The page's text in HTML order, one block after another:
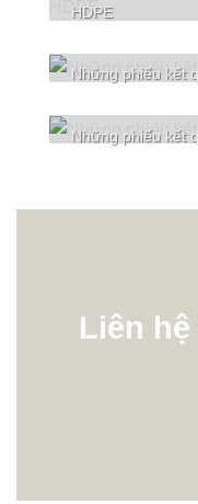
HDPE
Những phiếu kết
Những phiếu kết
Liên